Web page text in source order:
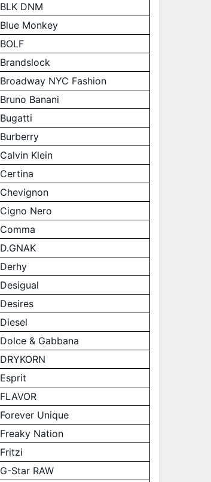
BLK DNM
Blue Monkey
BOLF
Brandslock
Broadway NYC Fashion
Bruno Banani
Bugatti
Burberry
Calvin Klein
Certina
Chevignon
Cigno Nero
Comma
D.GNAK
Derhy
Desigual
Desires
Diesel
Dolce & Gabbana
DRYKORN
Esprit
FLAVOR
Forever Unique
Freaky Nation
Fritzi
G-Star RAW